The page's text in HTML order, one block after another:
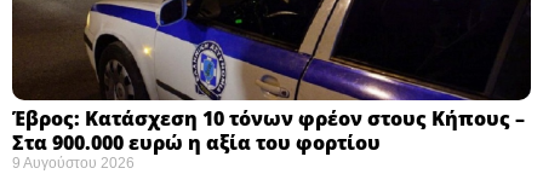
Έβρος: Κατάσχεση 10 τόνων φρέον στους Κήπους –
Στα 900.000 ευρώ η αξία του φορτίου ​
9 Αυγούστου 2026